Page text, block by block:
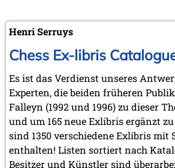
Henri Serruys
Chess Ex-libris
Es ist das Verdienst unseres
Experten, die beiden früheren
Falleyn (1992 und 1996) zu dieser
und um 165 neue Exlibris ergänzt
sind 1350 verschiedene Exlibris mit
enthalten! Listen sortiert nach
Besitzer und Künstler sind